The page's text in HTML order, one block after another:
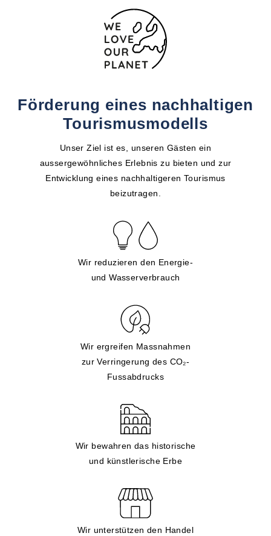
Förderung eines nachhaltigen
Tourismusmodells
Unser Ziel ist es, unseren Gästen ein
aussergewöhnliches Erlebnis zu bieten und zur
Entwicklung eines nachhaltigeren Tourismus
beizutragen.
Wir reduzieren den Energie-
und Wasserverbrauch
Wir ergreifen Massnahmen
zur Verringerung des CO₂-
Fussabdrucks
Wir bewahren das historische
und künstlerische Erbe
Wir unterstützen den Handel